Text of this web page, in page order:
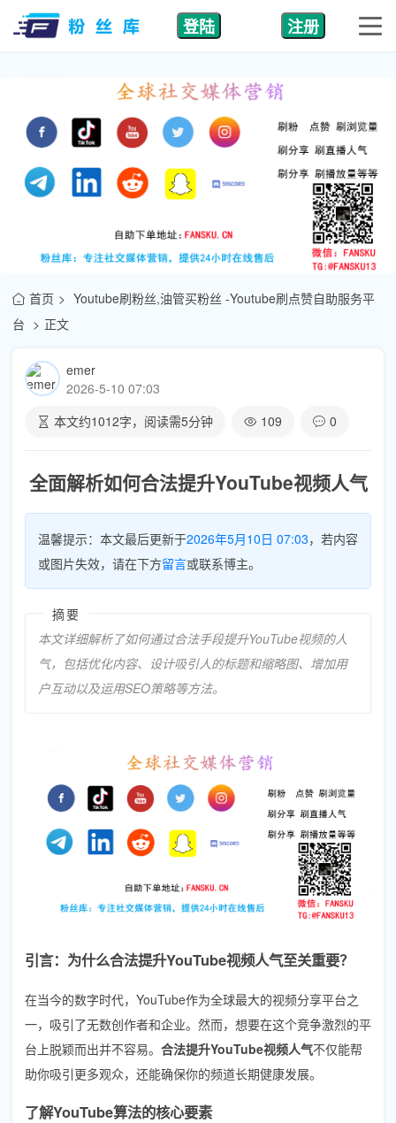
登陆 注册
首页
Youtube刷粉丝,油管买粉丝 -Youtube刷点赞自助服务平
台
正文
emer
2026-5-10 07:03
本文约1012字，阅读需5分钟 109 0
全面解析如何合法提升YouTube视频人气
温馨提示：本文最后更新于2026年5月10日 07:03，若内容
或图片失效，请在下方留言或联系博主。
摘要
本文详细解析了如何通过合法手段提升YouTube视频的人
气，包括优化内容、设计吸引人的标题和缩略图、增加用
户互动以及运用SEO策略等方法。
引言：为什么合法提升YouTube视频人气至关重要？
在当今的数字时代，YouTube作为全球最大的视频分享平台之
一，吸引了无数创作者和企业。然而，想要在这个竞争激烈的平
台上脱颖而出并不容易。 合法提升YouTube视频人气不仅能帮
助你吸引更多观众，还能确保你的频道长期健康发展。
了解YouTube算法的核心要素